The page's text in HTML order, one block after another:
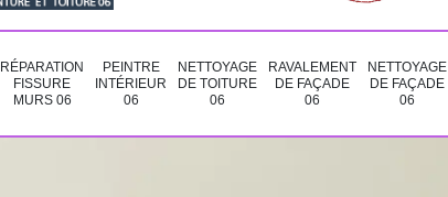
RÉPARATION
FISSURE
MURS 06
PEINTRE
INTÉRIEUR
06
NETTOYAGE
DE TOITURE
06
RAVALEMENT
DE FAÇADE
06
NETTOYAGE
DE FAÇADE
06